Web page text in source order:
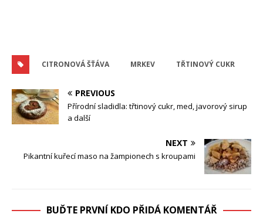
CITRONOVÁ ŠŤÁVA MRKEV TŘTINOVÝ CUKR
PREVIOUS
Přírodní sladidla: třtinový cukr, med, javorový sirup
a další
NEXT
Pikantní kuřecí maso na žampionech s kroupami
BUĎTE PRVNÍ KDO PŘIDÁ KOMENTÁŘ